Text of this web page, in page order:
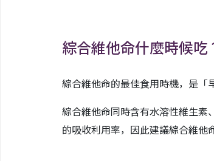
綜合維他命什麼時候吃
綜合維他命的最佳食用時機，是「
綜合維他命同時含有水溶性維生素
的吸收利用率，因此建議綜合維他